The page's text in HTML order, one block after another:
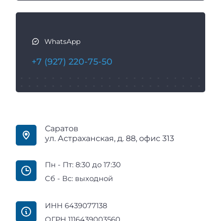
WhatsApp
+7 (927) 220-75-50
Саратов
ул. Астраханская, д. 88, офис 313
Пн - Пт: 8:30 до 17:30
Сб - Вс: выходной
ИНН 6439077138